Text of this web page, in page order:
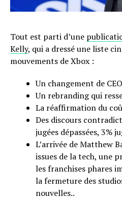
Tout est parti d’une
Kelly, qui a dressé une liste
mouvements de Xbox :
Un changement de CEO
Un rebranding qui
La réaffirmation du
Des discours
jugées dépassées, 3%
L’arrivée de Matthew
issues de la tech, une
les franchises phares
la fermeture des
nouvelles..